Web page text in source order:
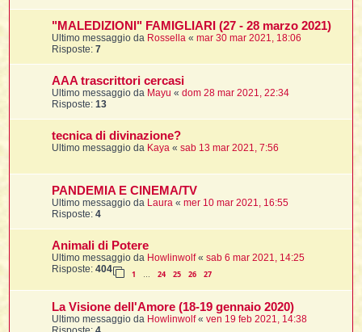
"MALEDIZIONI" FAMIGLIARI (27 - 28 marzo 2021)
Ultimo messaggio da Rossella «mar 30 mar 2021, 18:06
Risposte:7
AAA trascrittori cercasi
Ultimo messaggio da Mayu «dom 28 mar 2021, 22:34
Risposte:13
tecnica di divinazione?
Ultimo messaggio da Kaya «sab 13 mar 2021, 7:56
PANDEMIA E CINEMA/TV
Ultimo messaggio da Laura «mer 10 mar 2021, 16:55
Risposte:4
Animali di Potere
Ultimo messaggio da Howlinwolf«sab 6 mar 2021, 14:25
Risposte:404 1 … 24 25 26 27
La Visione dell'Amore (18-19 gennaio 2020)
Ultimo messaggio da Howlinwolf«ven 19 feb 2021, 14:38